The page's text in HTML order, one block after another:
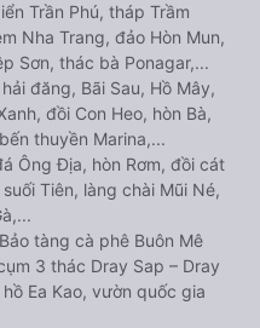
Trần Phú, tháp Trầm
Nha Trang, đảo Hòn Mun,
Sơn, thác bà Ponagar,...
đăng, Bãi Sau, Hồ Mây,
đồi Con Heo, hòn Bà,
thuyền Marina,...
Ông Địa, hòn Rơm, đồi cát
Tiên, làng chài Mũi Né,
Bảo tàng cà phê Buôn Mê
3 thác Dray Sap – Dray
Ea Kao, vườn quốc gia